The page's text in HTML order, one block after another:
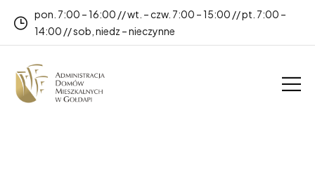
pon. 7:00 – 16:00 // wt. – czw. 7:00 – 15:00 // pt. 7:00 –
14:00 // sob, niedz – nieczynne